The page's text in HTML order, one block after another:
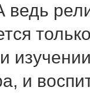
ведь
и